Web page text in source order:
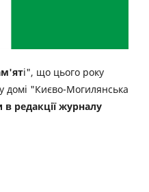
і", що цього року
домі "Києво-Могилянська
редакції журналу